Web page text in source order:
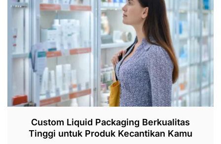
Custom Liquid Packaging Berkualitas
Tinggi untuk Produk Kecantikan Kamu